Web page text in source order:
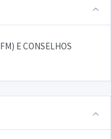
E CONSELHOS